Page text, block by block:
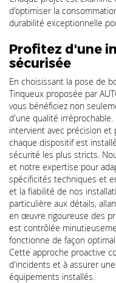
d'optimiser la
durabilité exceptionnelle
Profitez d'une
sécurisée
En choisissant la pose de
Tinqueux proposée par
vous bénéficiez non
d'une qualité
intervient avec précision et
chaque dispositif est
sécurité les plus stricts.
et notre expertise pour
spécificités techniques et
et la fiabilité de nos
particulière aux détails,
en œuvre rigoureuse des
est contrôlée
fonctionne de façon
Cette approche proactive
d'incidents et à assurer
équipements installés.